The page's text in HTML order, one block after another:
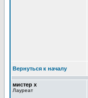
Вернуться к началу
мистер х
Лауреат